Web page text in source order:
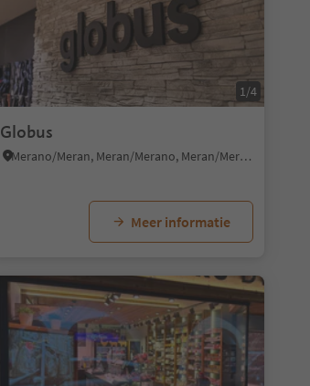
1/5 1/4
Globus
Merano/Meran, Meran/Merano, Meran/Merano and environs
Meer informatie